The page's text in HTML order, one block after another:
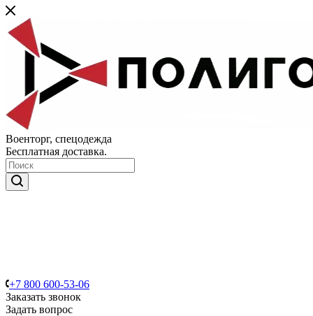
Военторг, спецодежда
Бесплатная доставка.
+7 800 600-53-06
Заказать звонок
Задать вопрос